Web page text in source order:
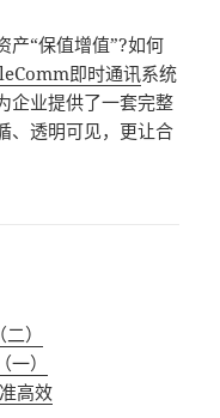
产“保值增值”?如何
即时通讯系统
企业提供了一套完整
、透明可见，更让合
）
）
高效